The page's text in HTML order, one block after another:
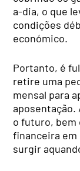
a-dia, o que
condições
económico.
Portanto, é
retire uma
mensal para
aposentação.
o futuro, bem
financeira em
surgir